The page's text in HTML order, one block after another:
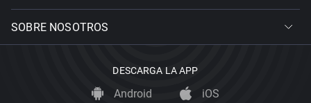
SOBRE NOSOTROS
DESCARGA LA APP
Android iOS